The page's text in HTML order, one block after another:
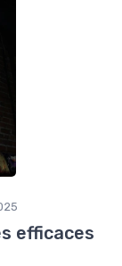
efficaces